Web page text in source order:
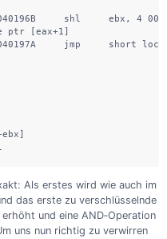
shl     ebx, 4
ptr [eax+1]
jmp     short
Als erstes wird wie auch im
das erste zu verschlüsselnde
und eine AND‐Operation
uns nun richtig zu verwirren